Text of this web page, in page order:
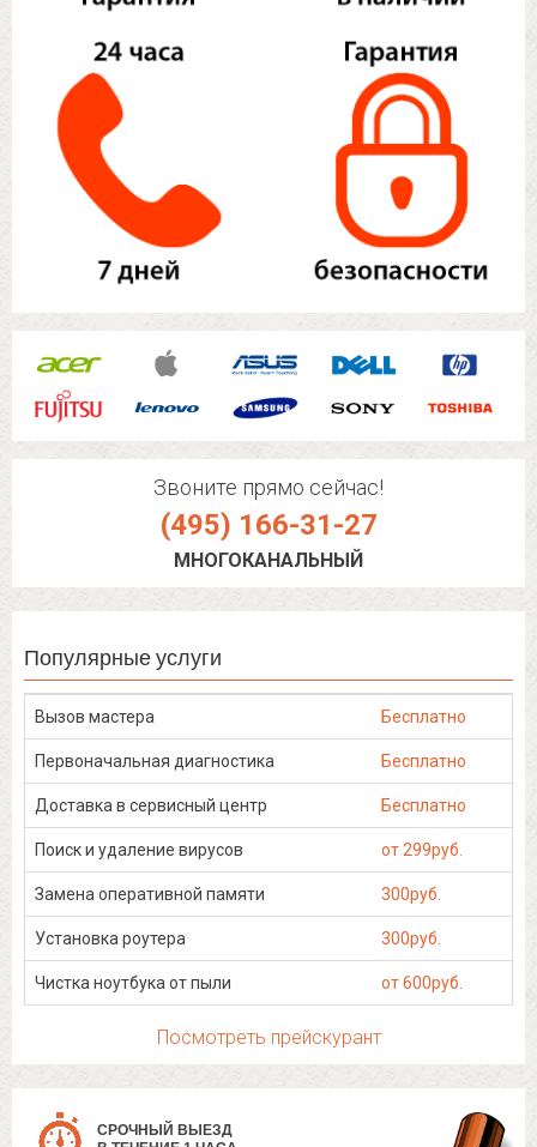
Звоните прямо сейчас!
(495) 166-31-27
МНОГОКАНАЛЬНЫЙ
Популярные услуги
Вызов мастера Бесплатно
Первоначальная диагностика Бесплатно
Доставка в сервисный центр Бесплатно
Поиск и удаление вирусов от 299руб.
Замена оперативной памяти 300руб.
Установка роутера 300руб.
Чистка ноутбука от пыли от 600руб.
Посмотреть прейскурант
СРОЧНЫЙ ВЫЕЗД